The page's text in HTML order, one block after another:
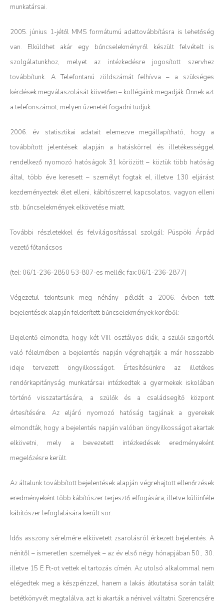
munkatársai.
2005. június 1-jétől MMS formátumú adattovábbításra is lehetőség
van. Elküldhet akár egy bűncselekményről készült felvételt is
szolgálatunkhoz, melyet az intézkedésre jogosított szervhez
továbbítunk. A Telefontanú zöldszámát felhívva – a szükséges
kérdések megválaszolását követően – kollégáink megadják Önnek azt
a telefonszámot, melyen üzenetét fogadni tudjuk.
2006. év statisztikai adatait elemezve megállapítható, hogy a
továbbított jelentések alapján a hatáskörrel és illetékességgel
rendelkező nyomozó hatóságok 31 körözött – köztük több hatóság
által, több éve keresett – személyt fogtak el, illetve 130 eljárást
kezdeményeztek élet elleni, kábítószerrel kapcsolatos, vagyon elleni
stb. bűncselekmények elkövetése miatt.
További részletekkel és felvilágosítással szolgál: Püspöki Árpád
vezető főtanácsos
(tel: 06/1-236-2850 53-807-es mellék; fax:06/1-236-2877)
Végezetül tekintsünk meg néhány példát a 2006. évben tett
bejelentések alapján felderített bűncselekmények köréből:
Bejelentő elmondta, hogy két VIII. osztályos diák, a szülői szigortól
való félelmében a bejelentés napján végrehajtják a már hosszabb
ideje tervezett öngyilkosságot. Értesítésünkre az illetékes
rendőrkapitányság munkatársai intézkedtek a gyermekek iskolában
történő visszatartására, a szülők és a családsegítő központ
értesítésére. Az eljáró nyomozó hatóság tagjának a gyerekek
elmondták, hogy a bejelentés napján valóban öngyilkosságot akartak
elkövetni, mely a bevezetett intézkedések eredményeként
megelőzésre került.
Az általunk továbbított bejelentések alapján végrehajtott ellenőrzések
eredményeként több kábítószer terjesztő elfogására, illetve különféle
kábítószer lefoglalására került sor.
Idős asszony sérelmére elkövetett zsarolásról érkezett bejelentés. A
nénitől – ismeretlen személyek – az év első négy hónapjában 50., 30.
illetve 15 E Ft-ot vettek el tartozás címén. Az utolsó alkalommal nem
elégedtek meg a készpénzzel, hanem a lakás átkutatása során talált
betétkönyvét megtalálva, azt ki akarták a nénivel váltatni. Szerencsére